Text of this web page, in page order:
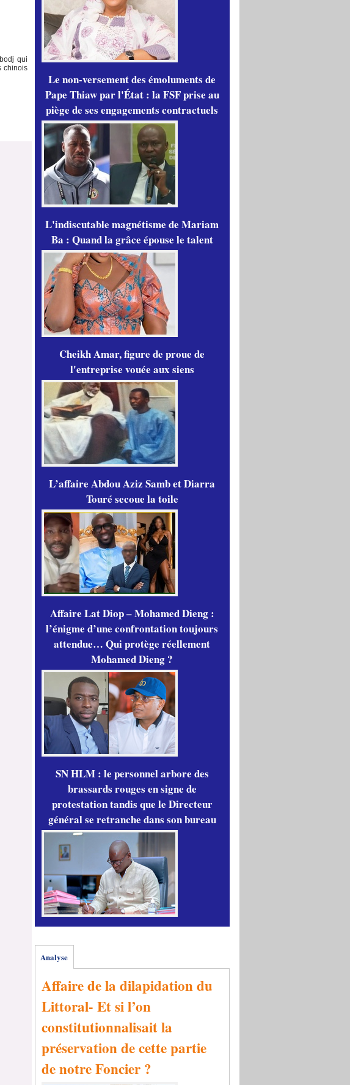
qui
chinois
Le non-versement des émoluments de
Pape Thiaw par l'État : la FSF prise au
piège de ses engagements contractuels
L'indiscutable magnétisme de Mariam
Ba : Quand la grâce épouse le talent
Cheikh Amar, figure de proue de
l'entreprise vouée aux siens
L’affaire Abdou Aziz Samb et Diarra
Touré secoue la toile
Affaire Lat Diop – Mohamed Dieng :
l’énigme d’une confrontation toujours
attendue… Qui protège réellement
Mohamed Dieng ?
SN HLM : le personnel arbore des
brassards rouges en signe de
protestation tandis que le Directeur
général se retranche dans son bureau
Analyse
Affaire de la dilapidation du
Littoral- Et si l’on
constitutionnalisait la
préservation de cette partie
de notre Foncier ?